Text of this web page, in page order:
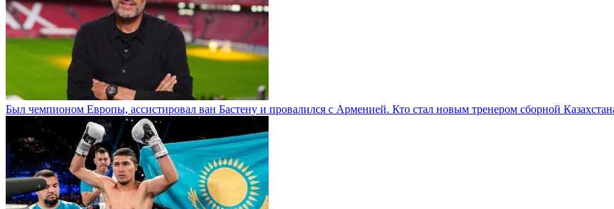
Был чемпионом Европы, ассистировал ван Бастену и провалился с Арменией. Кто стал новым тренером сборной